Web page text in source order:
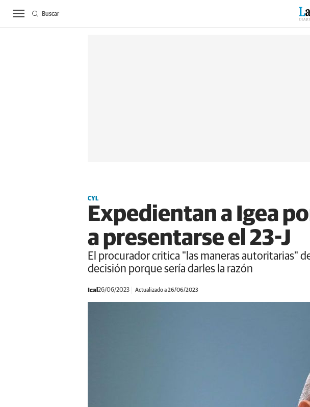
ACTUALIDAD BIERZO SUCESOS
Buscar
CYL
Expedientan a Igea
a presentarse el 23-J
El procurador critica "las maneras autoritarias"
decisión porque sería darles la razón
Ical 26/06/2023 Actualizado a 26/06/2023